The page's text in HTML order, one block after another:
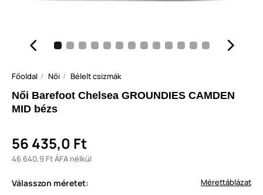
Főoldal Női Bélelt csizmák
Női Barefoot Chelsea GROUNDIES CAMDEN
MID bézs
56 435,0 Ft
46 640,9 Ft ÁFA nélkül
Mérettáblázat
Válasszon méretet: